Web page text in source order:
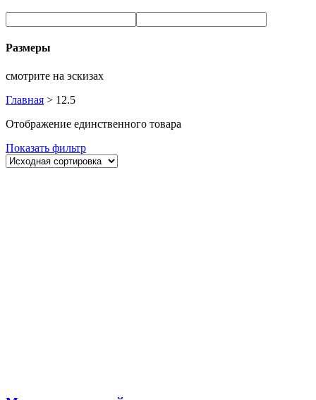
Размеры
смотрите на эскизах
Главная > 12.5
Отображение единственного товара
Показать фильтр